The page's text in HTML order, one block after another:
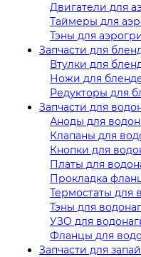
Двигатели для
Таймеры для
Тэны для
Запчасти для
Втулки для
Ножи для
Редукторы для
Запчасти для
Аноды для
Клапаны для
Кнопки для
Платы для
Прокладка
Термостаты для
Тэны для
УЗО для
Фланцы для
Запчасти для